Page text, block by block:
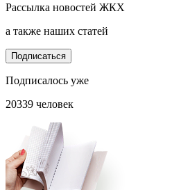
Рассылка новостей ЖКХ
а также наших статей
Подписаться
Подписалось уже
20339 человек